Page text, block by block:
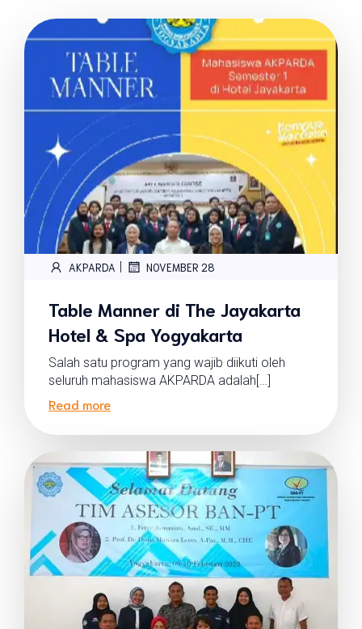
AKPARDA | NOVEMBER 28
Table Manner di The Jayakarta
Hotel & Spa Yogyakarta
Salah satu program yang wajib diikuti oleh
seluruh mahasiswa AKPARDA adalah[…]
Read more